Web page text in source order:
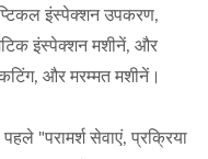
इंस्पेक्शन उपकरण,
इंस्पेक्शन मशीनें, और
और मरम्मत मशीनें।
"परामर्श सेवाएं, प्रक्रिया